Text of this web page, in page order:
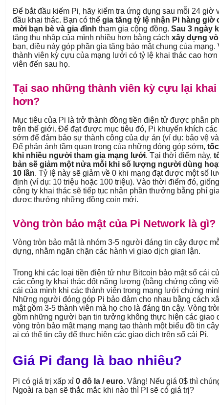
Để bắt đầu kiếm Pi, hãy kiểm tra ứng dụng sau mỗi 24 giờ
đầu khai thác. Bạn có thể gia tăng tỷ lệ nhận Pi hàng giờ
mời bạn bè và gia đình tham gia cộng đồng. Sau 3 ngày
tăng thu nhập của mình nhiều hơn bằng cách xây dựng
bạn, điều này góp phần gia tăng bảo mật chung của
thành viên kỳ cựu của mạng lưới có tỷ lệ khai thác cao
viên đến sau họ.
Tại sao những thành viên kỳ cựu lại
hơn?
Mục tiêu của Pi là trở thành đồng tiền điện tử được phân
trên thế giới. Để đạt được mục tiêu đó, Pi khuyến khích
sớm để đảm bảo sự thành công của dự án (ví dụ: bảo vệ
Để phản ánh tầm quan trọng của những đóng góp sớm,
khi nhiều người tham gia mạng lưới. Tại thời điểm này,
bản sẽ giảm một nửa mỗi khi số lượng người dùng
10 lần. Tỷ lệ này sẽ giảm về 0 khi mạng đạt được một số
định (ví dụ: 10 triệu hoặc 100 triệu). Vào thời điểm đó,
công ty khai thác sẽ tiếp tục nhận phần thưởng bằng phí
được thưởng những đồng coin mới.
Vòng tròn bảo mật của Pi Network là gì?
Vòng tròn bảo mật là nhóm 3-5 người đáng tin cậy được
dựng, nhằm ngăn chặn các hành vi giao dịch gian lận.
Trong khi các loại tiền điện tử như Bitcoin bảo mật sổ cái
các công ty khai thác đốt năng lượng (bằng chứng công
cái của mình khi các thành viên trong mạng lưới chứng
Những người đóng góp Pi bảo đảm cho nhau bằng cách
mật gồm 3-5 thành viên mà họ cho là đáng tin cậy. Vòng
gồm những người bạn tin tưởng không thực hiện các giao
vòng tròn bảo mật mạng mạng tạo thành một biểu đồ tin
ai có thể tin cậy để thực hiện các giao dịch trên sổ cái Pi.
Giá Pi đang là bao nhiêu?
Pi có giá trị xấp xỉ 0 đô la / euro. Vâng! Nếu giá 0$ thì
Ngoài ra bạn sẽ thắc mắc khi nào thì PI sẽ có giá trị?